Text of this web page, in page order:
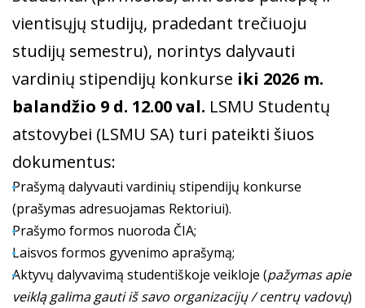
vientisųjų studijų, pradedant trečiuoju
studijų semestru), norintys dalyvauti
vardinių stipendijų konkurse iki 2026 m.
balandžio 9 d. 12.00 val. LSMU Studentų
atstovybei (LSMU SA) turi pateikti šiuos
dokumentus:
Prašymą dalyvauti vardinių stipendijų konkurse
(prašymas adresuojamas Rektoriui).
Prašymo formos nuoroda ČIA;
Laisvos formos gyvenimo aprašymą;
Aktyvų dalyvavimą studentiškoje veikloje (pažymas apie
veiklą galima gauti iš savo organizacijų / centrų vadovų)